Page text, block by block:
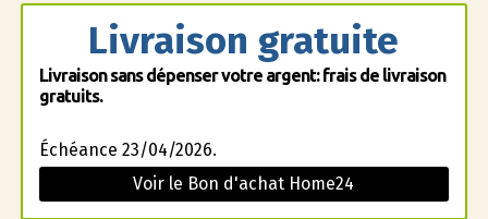
Livraison gratuite
Livraison sans dépenser votre argent: frais de livraison
gratuits.
Échéance 23/04/2026.
Voir le Bon d'achat Home24